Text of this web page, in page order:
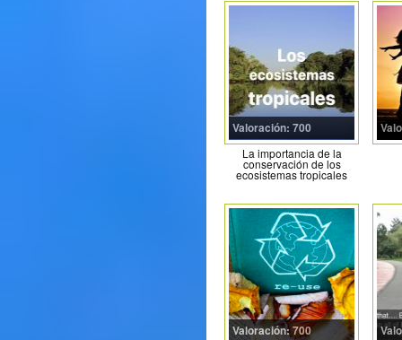
Valoración: 700
La importancia de la
conservación de los
ecosistemas tropicales
Valoración: 700